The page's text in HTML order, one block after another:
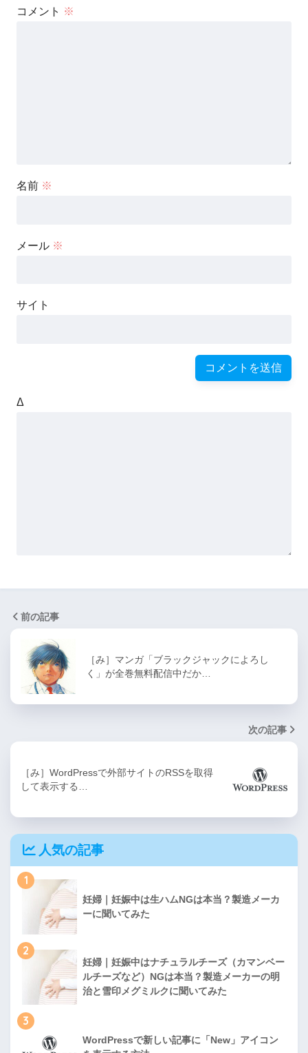
コメント ※
名前 ※
メール ※
サイト
Δ
前の記事
［み］マンガ「ブラックジャックによろし
く」が全巻無料配信中だか…
次の記事
［み］WordPressで外部サイトのRSSを取得
して表示する…
人気の記事
1
妊婦｜妊娠中は生ハムNGは本当？製造メーカ
ーに聞いてみた
2
妊婦｜妊娠中はナチュラルチーズ（カマンベー
ルチーズなど）NGは本当？製造メーカーの明
治と雪印メグミルクに聞いてみた
3
WordPressで新しい記事に「New」アイコン